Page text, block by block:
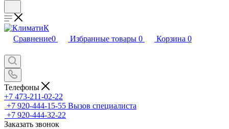
Сравнение0 Избранные товары 0 Корзина 0
Телефоны
+7 473-211-02-22
+7 920-444-15-55 Вызов специалиста
+7 920-444-32-22
Заказать звонок